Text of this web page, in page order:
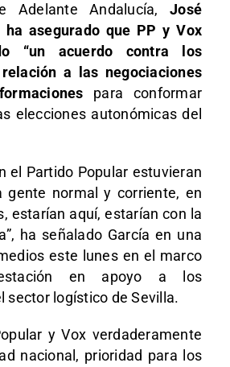
Adelante Andalucía, José
ha asegurado que PP y Vox
“un acuerdo contra los
a las negociaciones
para conformar
elecciones autonómicas del
el Partido Popular estuvieran
gente normal y corriente, en
estarían aquí, estarían con la
ha señalado García en una
este lunes en el marco
en apoyo a los
sector logístico de Sevilla.
y Vox verdaderamente
nacional, prioridad para los